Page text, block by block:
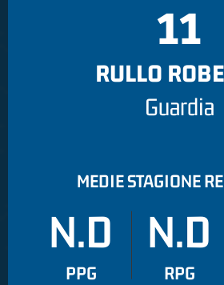
11
RULLO
Guardia
MEDIE STAGIONE
N.D
PPG
N.D
RPG